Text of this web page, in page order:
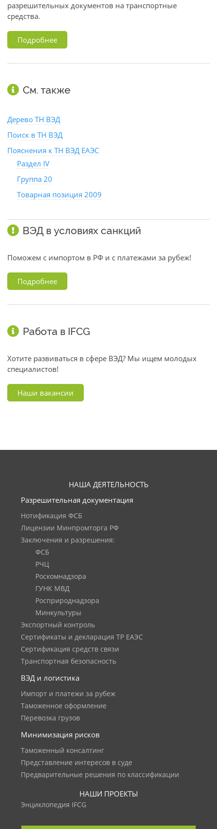
разрешительных документов на транспортные
средства.
Подробнее
См. также
Дерево ТН ВЭД
Поиск в ТН ВЭД
Пояснения к ТН ВЭД ЕАЭС
Раздел IV
Группа 20
Товарная позиция 2009
ВЭД в условиях санкций
Поможем с импортом в РФ и с платежами за рубеж!
Подробнее
Работа в IFCG
Хотите развиваться в сфере ВЭД? Мы ищем молодых
специалистов!
Наши вакансии
НАША ДЕЯТЕЛЬНОСТЬ
Разрешительная документация
Нотификация ФСБ
Лицензии Минпромторга РФ
Заключения и разрешения:
ФСБ
РЧЦ
Роскомнадзора
ГУНК МВД
Росприроднадзора
Минкультуры
Экспортный контроль
Сертификаты и декларация ТР ЕАЭС
Сертификация средств связи
Транспортная безопасность
ВЭД и логистика
Импорт и платежи за рубеж
Таможенное оформление
Перевозка грузов
Минимизация рисков
Таможенный консалтинг
Представление интересов в суде
Предварительные решения по классификации
НАШИ ПРОЕКТЫ
Энциклопедия IFCG